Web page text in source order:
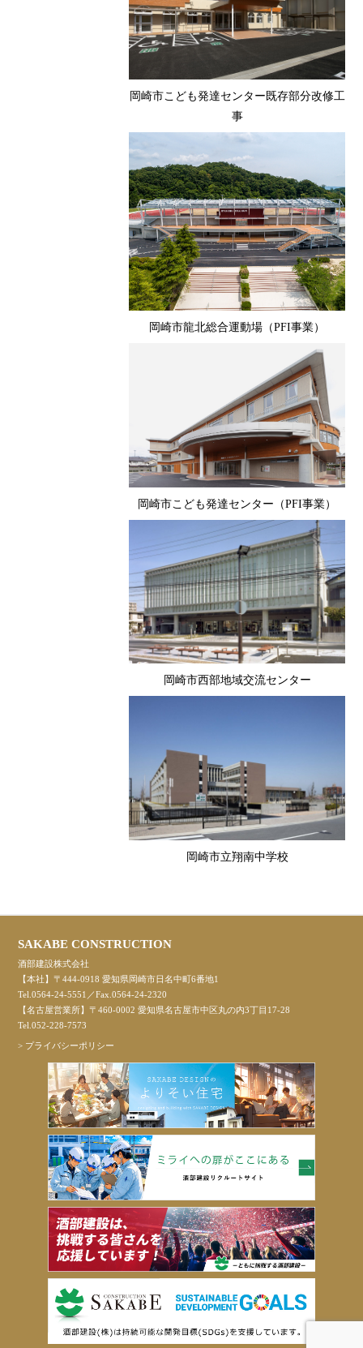
岡崎市こども発達センター既存部分改修工
事
岡崎市龍北総合運動場（PFI事業）
岡崎市こども発達センター（PFI事業）
岡崎市西部地域交流センター
岡崎市立翔南中学校
SAKABE CONSTRUCTION
酒部建設株式会社
【本社】〒444-0918 愛知県岡崎市日名中町6番地1
Tel.0564-24-5551／Fax.0564-24-2320
【名古屋営業所】〒460-0002 愛知県名古屋市中区丸の内3丁目17-28
Tel.052-228-7573
> プライバシーポリシー